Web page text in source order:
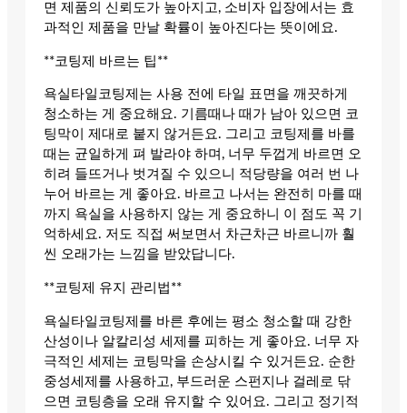
면 제품의 신뢰도가 높아지고, 소비자 입장에서는 효
과적인 제품을 만날 확률이 높아진다는 뜻이에요.
**코팅제 바르는 팁**
욕실타일코팅제는 사용 전에 타일 표면을 깨끗하게
청소하는 게 중요해요. 기름때나 때가 남아 있으면 코
팅막이 제대로 붙지 않거든요. 그리고 코팅제를 바를
때는 균일하게 펴 발라야 하며, 너무 두껍게 바르면 오
히려 들뜨거나 벗겨질 수 있으니 적당량을 여러 번 나
누어 바르는 게 좋아요. 바르고 나서는 완전히 마를 때
까지 욕실을 사용하지 않는 게 중요하니 이 점도 꼭 기
억하세요. 저도 직접 써보면서 차근차근 바르니까 훨
씬 오래가는 느낌을 받았답니다.
**코팅제 유지 관리법**
욕실타일코팅제를 바른 후에는 평소 청소할 때 강한
산성이나 알칼리성 세제를 피하는 게 좋아요. 너무 자
극적인 세제는 코팅막을 손상시킬 수 있거든요. 순한
중성세제를 사용하고, 부드러운 스펀지나 걸레로 닦
으면 코팅층을 오래 유지할 수 있어요. 그리고 정기적